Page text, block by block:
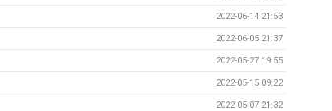
2022-06-14 21:53
2022-06-05 21:37
2022-05-27 19:55
2022-05-15 09:22
2022-05-07 21:32